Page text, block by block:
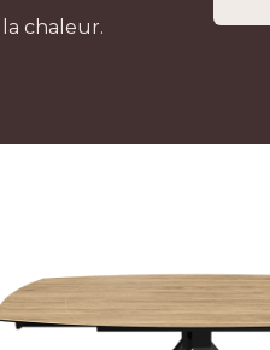
chaleur.